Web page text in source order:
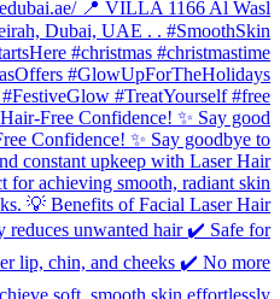
Free Confidence! ✨ Say good